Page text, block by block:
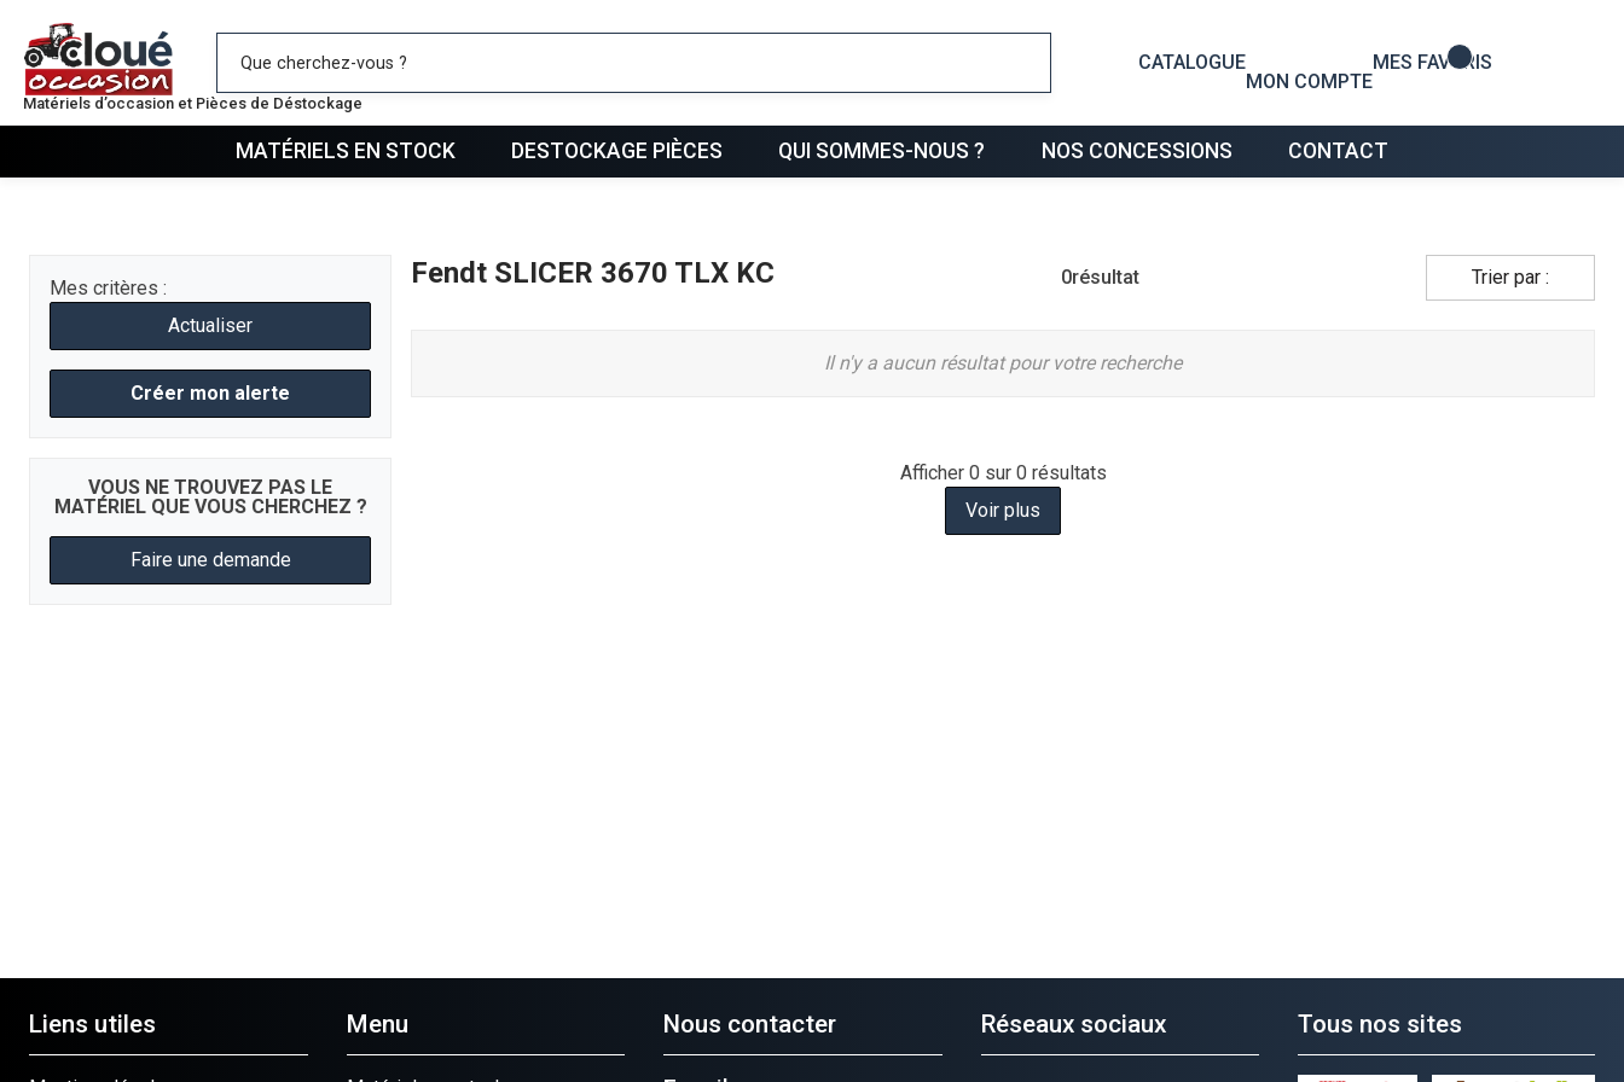
Matériels d’occasion et Pièces de Déstockage
CATALOGUE
MON COMPTE
MES FAVORIS
Mes favoris
MATÉRIELS EN STOCK DESTOCKAGE PIÈCES QUI SOMMES-NOUS ? NOS CONCESSIONS CONTACT
Mes critères :
Actualiser
Créer mon alerte
VOUS NE TROUVEZ PAS LE
MATÉRIEL QUE VOUS CHERCHEZ ?
Faire une demande
Fendt SLICER 3670 TLX KC 0résultat Trier par :
Il n'y a aucun résultat pour votre recherche
Afficher 0 sur 0 résultats
Voir plus
Liens utiles Menu Nous contacter Réseaux sociaux Tous nos sites